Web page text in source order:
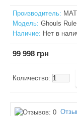
Производитель:
Модель: Ghouls
Наличие: Нет в
99 998 грн
Количество: